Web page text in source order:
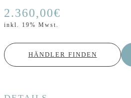
2.360,00€
inkl. 19% Mwst.
HÄNDLER FINDEN